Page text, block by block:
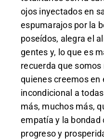
ojos inyectados en
espumarajos por la
poseídos, alegra el
gentes y, lo que es
recuerda que
quienes creemos en
incondicional a
más, muchos más,
empatía y la bondad
progreso y